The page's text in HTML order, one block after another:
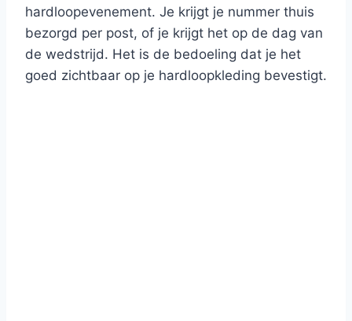
hardloopevenement. Je krijgt je nummer thuis
bezorgd per post, of je krijgt het op de dag van
de wedstrijd. Het is de bedoeling dat je het
goed zichtbaar op je hardloopkleding bevestigt.